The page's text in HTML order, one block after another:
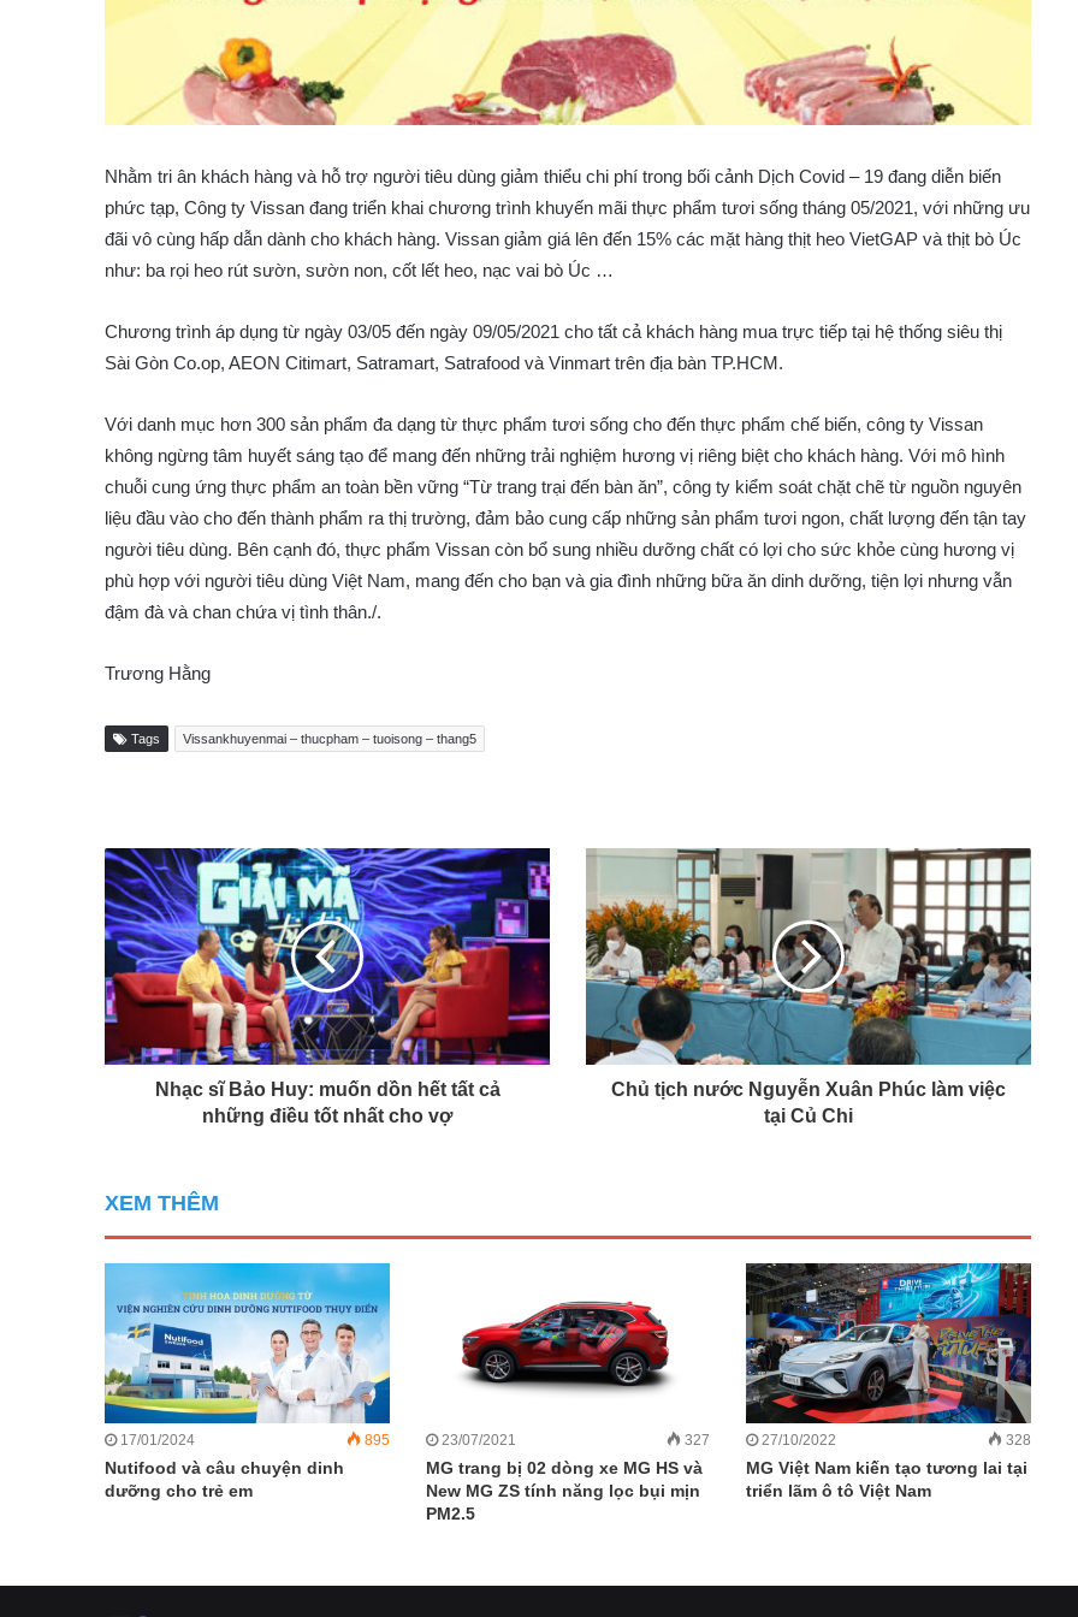
Nhằm tri ân khách hàng và hỗ trợ người tiêu dùng giảm thiểu chi phí trong bối cảnh Dịch Covid – 19 đang diễn biến
phức tạp, Công ty Vissan đang triển khai chương trình khuyến mãi thực phẩm tươi sống tháng 05/2021, với những ưu
đãi vô cùng hấp dẫn dành cho khách hàng. Vissan giảm giá lên đến 15% các mặt hàng thịt heo VietGAP và thịt bò Úc
như: ba rọi heo rút sườn, sườn non, cốt lết heo, nạc vai bò Úc …
Chương trình áp dụng từ ngày 03/05 đến ngày 09/05/2021 cho tất cả khách hàng mua trực tiếp tại hệ thống siêu thị
Sài Gòn Co.op, AEON Citimart, Satramart, Satrafood và Vinmart trên địa bàn TP.HCM.
Với danh mục hơn 300 sản phẩm đa dạng từ thực phẩm tươi sống cho đến thực phẩm chế biến, công ty Vissan
không ngừng tâm huyết sáng tạo để mang đến những trải nghiệm hương vị riêng biệt cho khách hàng. Với mô hình
chuỗi cung ứng thực phẩm an toàn bền vững “Từ trang trại đến bàn ăn”, công ty kiểm soát chặt chẽ từ nguồn nguyên
liệu đầu vào cho đến thành phẩm ra thị trường, đảm bảo cung cấp những sản phẩm tươi ngon, chất lượng đến tận tay
người tiêu dùng. Bên cạnh đó, thực phẩm Vissan còn bổ sung nhiều dưỡng chất có lợi cho sức khỏe cùng hương vị
phù hợp với người tiêu dùng Việt Nam, mang đến cho bạn và gia đình những bữa ăn dinh dưỡng, tiện lợi nhưng vẫn
đậm đà và chan chứa vị tình thân./.
Trương Hằng
Tags Vissankhuyenmai – thucpham – tuoisong – thang5
Nhạc sĩ Bảo Huy: muốn dồn hết tất cả
những điều tốt nhất cho vợ
Chủ tịch nước Nguyễn Xuân Phúc làm việc
tại Củ Chi
XEM THÊM
17/01/2024 895
Nutifood và câu chuyện dinh
dưỡng cho trẻ em
23/07/2021 327
MG trang bị 02 dòng xe MG HS và
New MG ZS tính năng lọc bụi mịn
PM2.5
27/10/2022 328
MG Việt Nam kiến tạo tương lai tại
triển lãm ô tô Việt Nam